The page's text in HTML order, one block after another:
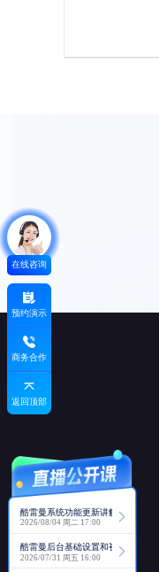
在线咨询
预约演示
商务合作
返回顶部
酷雷曼系统功能更新讲解
2026/08/04 周二 17:00
酷雷曼后台基础设置和视角功能详解
2026/07/31 周五 16:00